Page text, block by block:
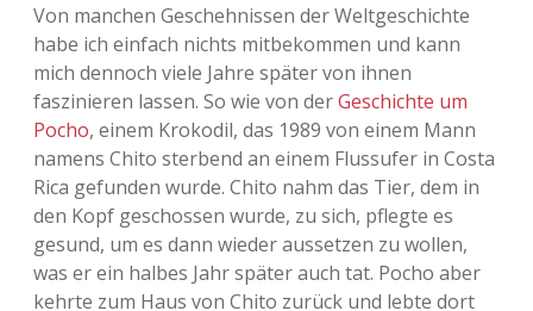
Von manchen Geschehnissen der Weltgeschichte
habe ich einfach nichts mitbekommen und kann
mich dennoch viele Jahre später von ihnen
faszinieren lassen. So wie von derGeschichte um
Pocho, einem Krokodil, das 1989 von einem Mann
namens Chito sterbend an einem Flussufer in Costa
Rica gefunden wurde. Chito nahm das Tier, dem in
den Kopf geschossen wurde, zu sich, pflegte es
gesund, um es dann wieder aussetzen zu wollen,
was er ein halbes Jahr später auch tat. Pocho aber
kehrte zum Haus von Chito zurück und lebte dort